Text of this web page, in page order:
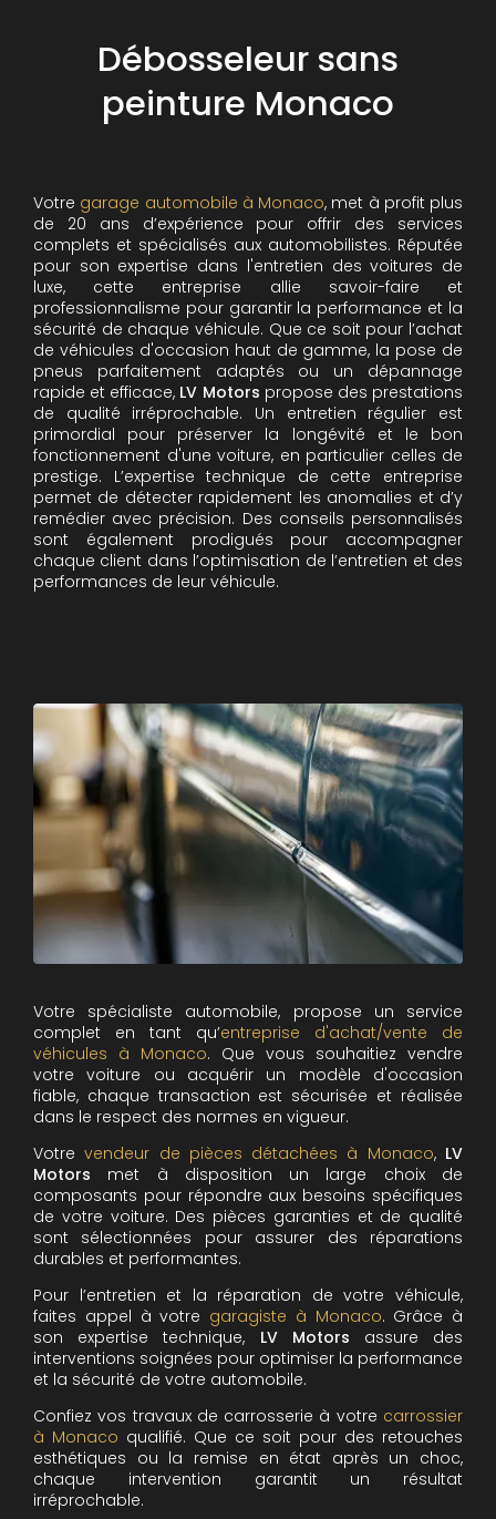
Débosseleur sans
peinture Monaco
Votre garage automobile à Monaco, met à profit plus
de 20 ans d’expérience pour offrir des services
complets et spécialisés aux automobilistes. Réputée
pour son expertise dans l'entretien des voitures de
luxe, cette entreprise allie savoir-faire et
professionnalisme pour garantir la performance et la
sécurité de chaque véhicule. Que ce soit pour l’achat
de véhicules d'occasion haut de gamme, la pose de
pneus parfaitement adaptés ou un dépannage
rapide et efficace, LV Motors propose des prestations
de qualité irréprochable. Un entretien régulier est
primordial pour préserver la longévité et le bon
fonctionnement d'une voiture, en particulier celles de
prestige. L’expertise technique de cette entreprise
permet de détecter rapidement les anomalies et d’y
remédier avec précision. Des conseils personnalisés
sont également prodigués pour accompagner
chaque client dans l’optimisation de l’entretien et des
performances de leur véhicule.
Votre spécialiste automobile, propose un service
complet en tant qu’entreprise d'achat/vente de
véhicules à Monaco. Que vous souhaitiez vendre
votre voiture ou acquérir un modèle d'occasion
fiable, chaque transaction est sécurisée et réalisée
dans le respect des normes en vigueur.
Votrevendeur de pièces détachées à Monaco, LV
Motors met à disposition un large choix de
composants pour répondre aux besoins spécifiques
de votre voiture. Des pièces garanties et de qualité
sont sélectionnées pour assurer des réparations
durables et performantes.
Pour l’entretien et la réparation de votre véhicule,
faites appel à votre garagiste à Monaco. Grâce à
son expertise technique, LV Motors assure des
interventions soignées pour optimiser la performance
et la sécurité de votre automobile.
Confiez vos travaux de carrosserie à votre carrossier
à Monaco qualifié. Que ce soit pour des retouches
esthétiques ou la remise en état après un choc,
chaque intervention garantit un résultat
irréprochable.